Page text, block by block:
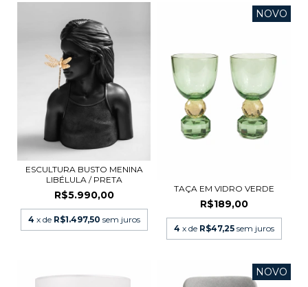
ESCULTURA BUSTO MENINA
LIBÉLULA / PRETA
R$5.990,00
4 x de R$1.497,50 sem juros
NOVO
TAÇA EM VIDRO VERDE
R$189,00
4 x de R$47,25 sem juros
NOVO